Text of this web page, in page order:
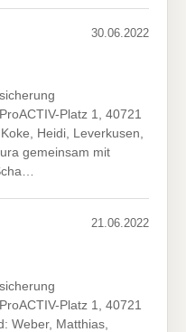
30.06.2022
Platz 1, 40721
Heidi, Leverkusen,
gemeinsam mit
21.06.2022
Platz 1, 40721
Weber, Matthias,